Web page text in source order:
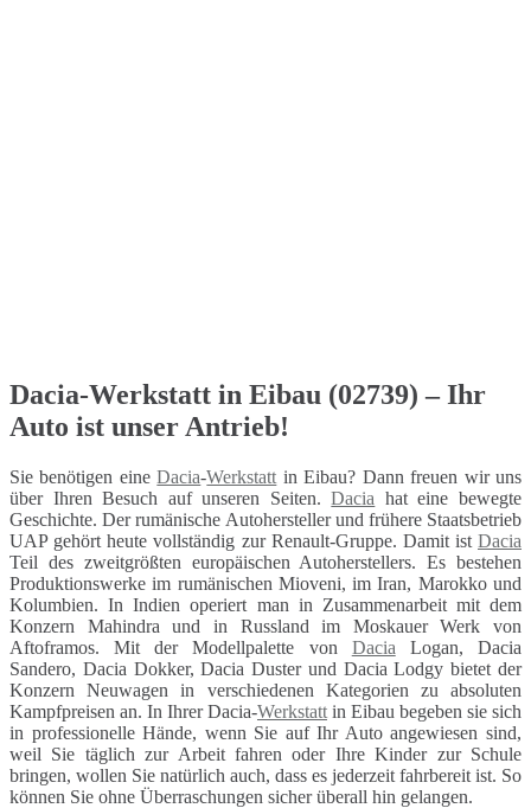
Dacia-Werkstatt in Eibau (02739) – Ihr
Auto ist unser Antrieb!
Sie benötigen eineDacia-Werkstatt in Eibau? Dann freuen wir uns
über Ihren Besuch auf unseren Seiten.Dacia hat eine bewegte
Geschichte. Der rumänische Autohersteller und frühere Staatsbetrieb
UAP gehört heute vollständig zur Renault-Gruppe. Damit ist Dacia
Teil des zweitgrößten europäischen Autoherstellers. Es bestehen
Produktionswerke im rumänischen Mioveni, im Iran, Marokko und
Kolumbien. In Indien operiert man in Zusammenarbeit mit dem
Konzern Mahindra und in Russland im Moskauer Werk von
Aftoframos. Mit der Modellpalette von Dacia Logan, Dacia
Sandero, Dacia Dokker, Dacia Duster und Dacia Lodgy bietet der
Konzern Neuwagen in verschiedenen Kategorien zu absoluten
Kampfpreisen an. In Ihrer Dacia-Werkstatt in Eibau begeben sie sich
in professionelle Hände, wenn Sie auf Ihr Auto angewiesen sind,
weil Sie täglich zur Arbeit fahren oder Ihre Kinder zur Schule
bringen, wollen Sie natürlich auch, dass es jederzeit fahrbereit ist. So
können Sie ohne Überraschungen sicher überall hin gelangen.